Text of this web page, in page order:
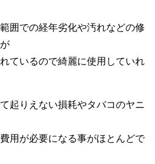
囲での経年劣化や汚れなどの修
ているので綺麗に使用していれ
起りえない損耗やタバコのヤニ
用が必要になる事がほとんどで